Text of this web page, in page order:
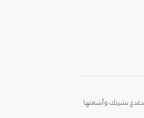
بشرتك وأشعتها